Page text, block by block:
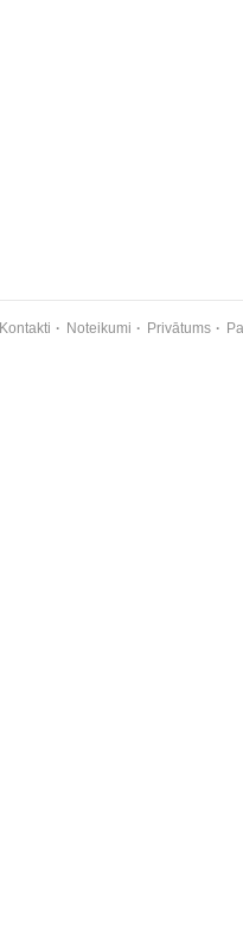
Kontakti Noteikumi Privātums